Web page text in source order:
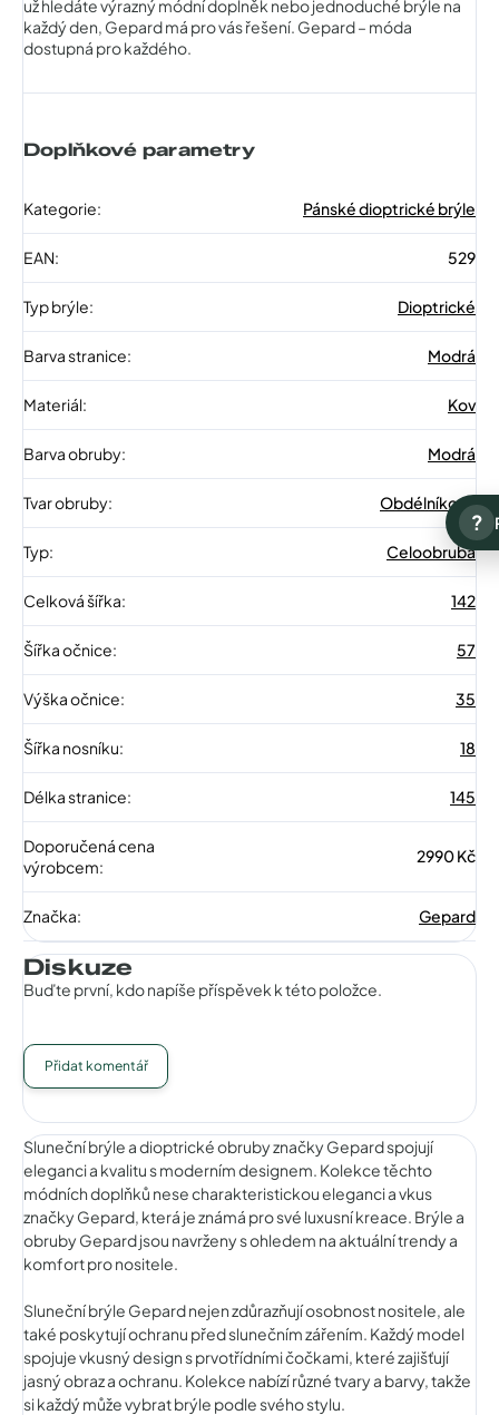
už hledáte výrazný módní doplněk nebo jednoduché brýle na
každý den, Gepard má pro vás řešení. Gepard – móda
dostupná pro každého.
Doplňkové parametry
Kategorie: Pánské dioptrické brýle
EAN: 529
Typ brýle: Dioptrické
Barva stranice: Modrá
Materiál: Kov
Barva obruby: Modrá
Tvar obruby: Obdélníkové
Typ: Celoobruba
Celková šířka: 142
Šířka očnice: 57
Výška očnice: 35
Šířka nosníku: 18
Délka stranice: 145
Doporučená cena
výrobcem:
2990 Kč
Značka: Gepard
Diskuze
Buďte první, kdo napíše příspěvek k této položce.
Přidat komentář
Sluneční brýle a dioptrické obruby značky Gepard spojují
eleganci a kvalitu s moderním designem. Kolekce těchto
módních doplňků nese charakteristickou eleganci a vkus
značky Gepard, která je známá pro své luxusní kreace. Brýle a
obruby Gepard jsou navrženy s ohledem na aktuální trendy a
komfort pro nositele.
Sluneční brýle Gepard nejen zdůrazňují osobnost nositele, ale
také poskytují ochranu před slunečním zářením. Každý model
spojuje vkusný design s prvotřídními čočkami, které zajišťují
jasný obraz a ochranu. Kolekce nabízí různé tvary a barvy, takže
si každý může vybrat brýle podle svého stylu.
?